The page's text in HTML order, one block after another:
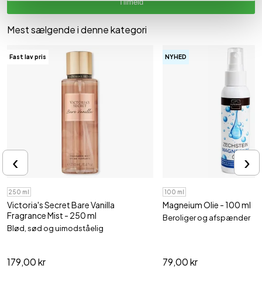
Tilmeld
Mest sælgende i denne kategori
Fast lav pris
250 ml
Victoria's Secret Bare Vanilla
Fragrance Mist - 250 ml
Blød, sød og uimodståelig
179,00 kr
NYHED
100 ml
Magneium Olie - 100 ml
Beroliger og afspænder
79,00 kr
‹ ›